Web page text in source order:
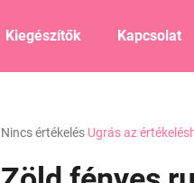
Kiegészítők Kapcsolat
A
átlagos
Nincs értékelés Ugrás az
KERESÉS